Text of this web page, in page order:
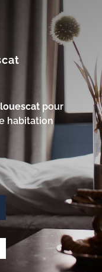
pour
habitation